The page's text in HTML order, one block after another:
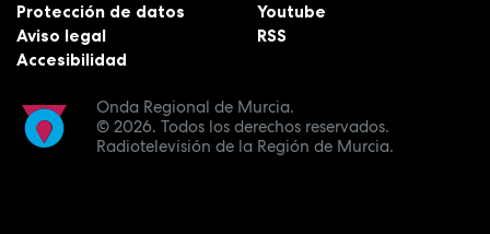
Onda Regional de Murcia.
© 2026. Todos los derechos reservados.
Radiotelevisión de la Región de Murcia.
Protección de datos
Aviso legal
Accesibilidad
Youtube
RSS